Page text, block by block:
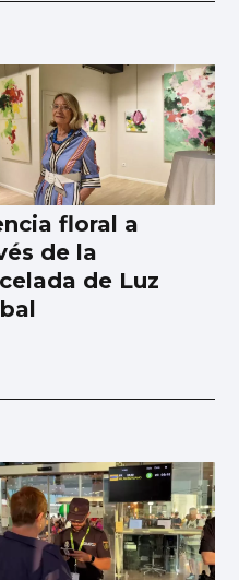
floral a
de la
de Luz